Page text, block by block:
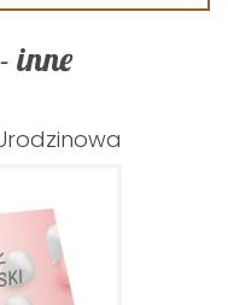
inne